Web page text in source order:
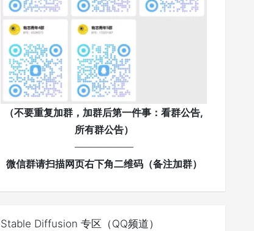
（不要重复加群，加群后第一件事：看群公告,
所有群公告）
——————
微信群请扫描网页右下角二维码（备注加群）
Stable Diffusion 专区（QQ频道）